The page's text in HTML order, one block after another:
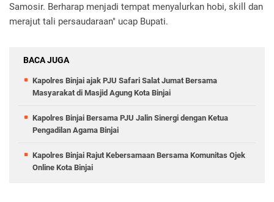
Samosir. Berharap menjadi tempat menyalurkan hobi, skill dan
merajut tali persaudaraan" ucap Bupati.
BACA JUGA
Kapolres Binjai ajak PJU Safari Salat Jumat Bersama
Masyarakat di Masjid Agung Kota Binjai
Kapolres Binjai Bersama PJU Jalin Sinergi dengan Ketua
Pengadilan Agama Binjai
Kapolres Binjai Rajut Kebersamaan Bersama Komunitas Ojek
Online Kota Binjai